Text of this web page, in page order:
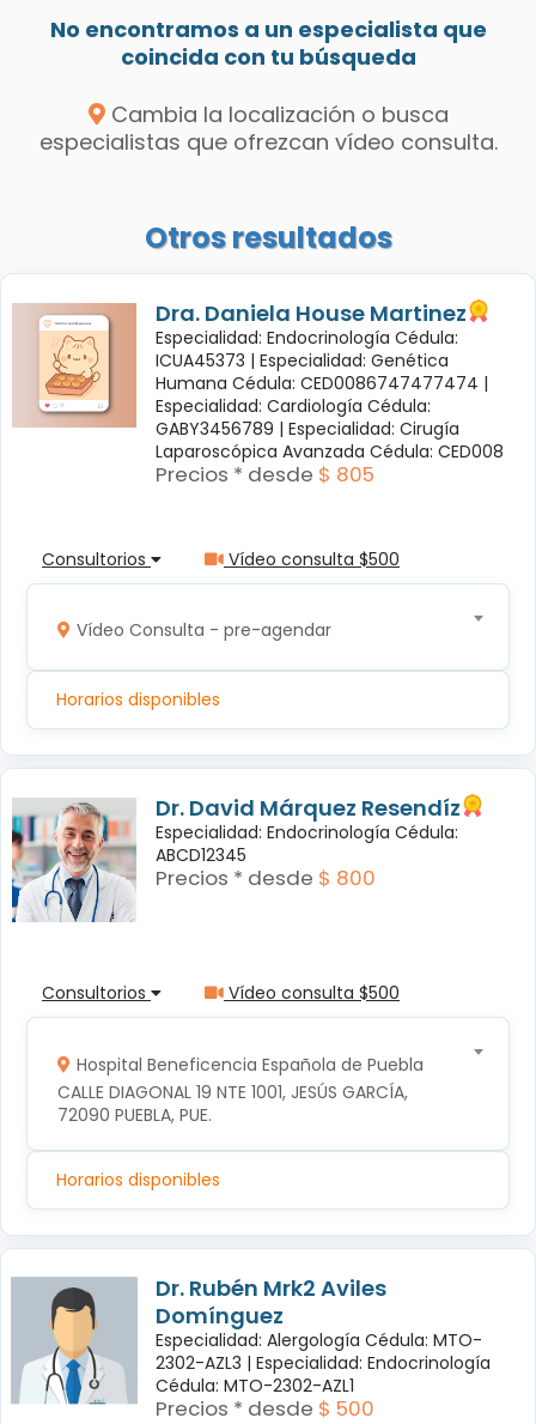
No encontramos a un especialista que
coincida con tu búsqueda
Cambia la localización o busca
especialistas que ofrezcan vídeo consulta.
Otros resultados
Dra. Daniela House Martinez
Especialidad: Endocrinología Cédula:
ICUA45373 | Especialidad: Genética
Humana Cédula: CED0086747477474 |
Especialidad: Cardiología Cédula:
GABY3456789 | Especialidad: Cirugía
Laparoscópica Avanzada Cédula: CED008
Precios * desde $ 805
Consultorios Vídeo consulta $500
Vídeo Consulta - pre-agendar
Horarios disponibles
Dr. David Márquez Resendíz
Especialidad: Endocrinología Cédula:
ABCD12345
Precios * desde $ 800
Consultorios Vídeo consulta $500
Hospital Beneficencia Española de Puebla
CALLE DIAGONAL 19 NTE 1001, JESÚS GARCÍA,
72090 PUEBLA, PUE.
Horarios disponibles
Dr. Rubén Mrk2 Aviles
Domínguez
Especialidad: Alergología Cédula: MTO-
2302-AZL3 | Especialidad: Endocrinología
Cédula: MTO-2302-AZL1
Precios * desde $ 500